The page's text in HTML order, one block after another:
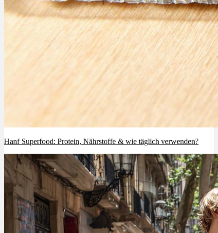
Hanf Superfood: Protein, Nährstoffe & wie täglich verwenden?